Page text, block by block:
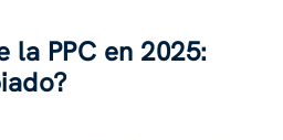
la PPC en 2025: